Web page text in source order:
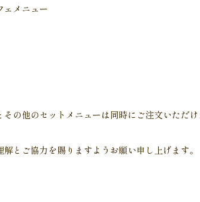
ェメニュー
の他のセットメニューは同時にご注文いただけ
とご協力を賜りますようお願い申し上げます。